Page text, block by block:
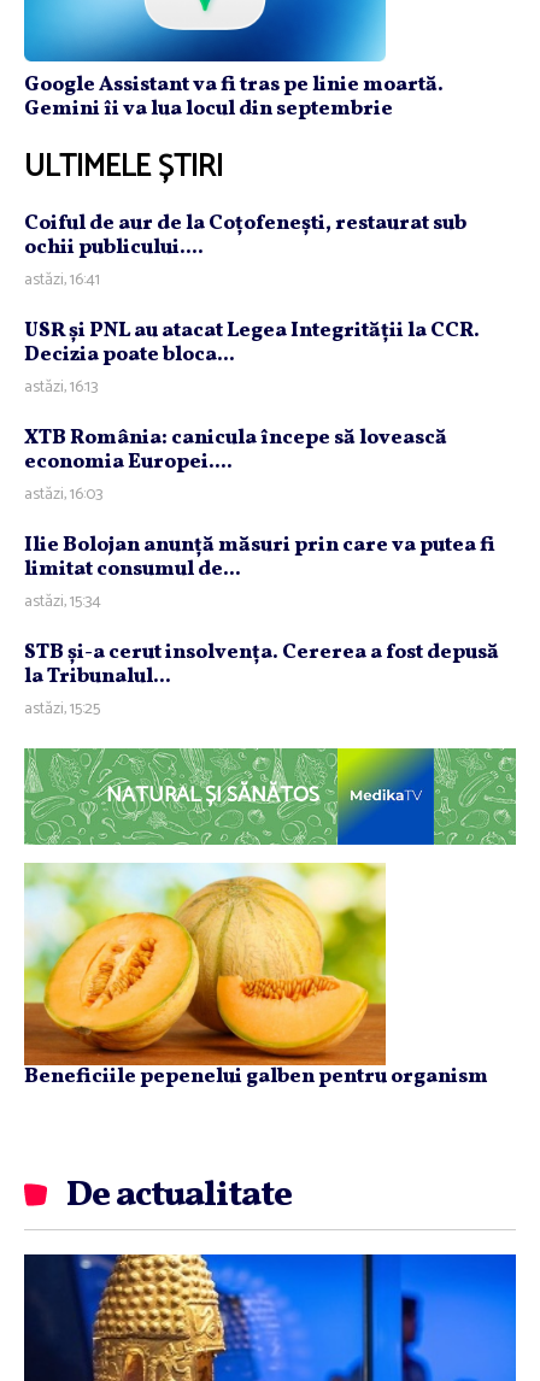
Google Assistant va fi tras pe linie moartă.
Gemini îi va lua locul din septembrie
ULTIMELE ȘTIRI
Coiful de aur de la Coţofeneşti, restaurat sub
ochii publicului....
astăzi, 16:41
USR şi PNL au atacat Legea Integrităţii la CCR.
Decizia poate bloca...
astăzi, 16:13
XTB România: canicula începe să lovească
economia Europei....
astăzi, 16:03
Ilie Bolojan anunţă măsuri prin care va putea fi
limitat consumul de...
astăzi, 15:34
STB şi-a cerut insolvenţa. Cererea a fost depusă
la Tribunalul...
astăzi, 15:25
NATURAL ȘI SĂNĂTOS
Beneficiile pepenelui galben pentru organism
De actualitate